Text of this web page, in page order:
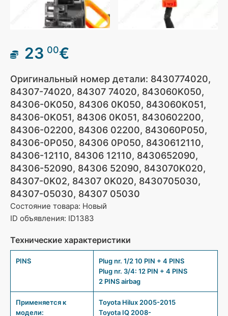
23 00€
Оригинальный номер детали: 8430774020,
84307-74020, 84307 74020, 843060K050,
84306-0K050, 84306 0K050, 843060K051,
84306-0K051, 84306 0K051, 8430602200,
84306-02200, 84306 02200, 843060P050,
84306-0P050, 84306 0P050, 8430612110,
84306-12110, 84306 12110, 8430652090,
84306-52090, 84306 52090, 843070K020,
84307-0K02, 84307 0K020, 8430705030,
84307-05030, 84307 05030
Состояние товара: Новый
ID объявления: ID1383
Технические характеристики
PINS
Plug nr. 1/2 10 PIN + 4 PINS
Plug nr. 3/4: 12 PIN + 4 PINS
2 PINS airbag
Применяется к
модели:
Toyota Hilux 2005-2015
Toyota IQ 2008-